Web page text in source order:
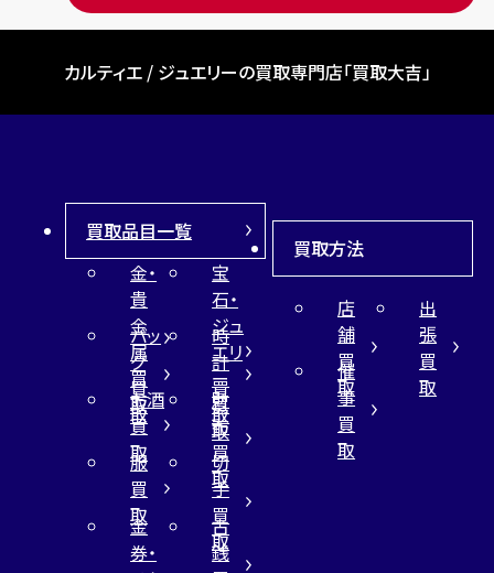
カルティエ / ジュエリーの買取専門店「買取大吉」
買取品目一覧
金・
貴
金
属
買
取
宝
石・
ジュ
エリ
ー
買
取
バッ
グ
買
取
時
計
買
取
お酒
買
取
財
布
買
取
服
買
取
切
手
買
取
金
券・
古
銭
買取方法
店
舗
買
取
出
張
買
取
催
事
買
取